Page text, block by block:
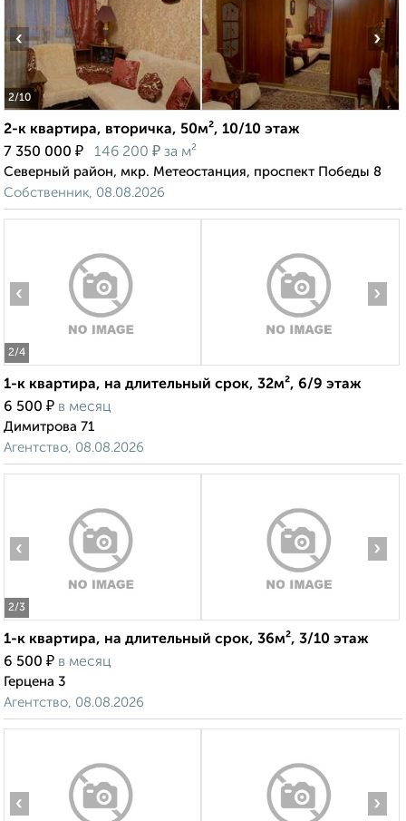
2/10
‹ ›
2-к квартира, вторичка, 50м², 10/10 этаж
7 350 000 ₽ 146 200 ₽ за м²
Северный район, мкр. Метеостанция, проспект Победы 8
Собственник, 08.08.2026
2/4
‹ ›
1-к квартира, на длительный срок, 32м², 6/9 этаж
6 500 ₽ в месяц
Димитрова 71
Агентство, 08.08.2026
2/3
‹ ›
1-к квартира, на длительный срок, 36м², 3/10 этаж
6 500 ₽ в месяц
Герцена 3
Агентство, 08.08.2026
‹ ›